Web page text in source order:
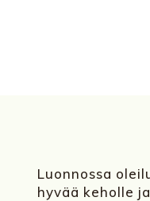
Luonnossa
hyvää keholle